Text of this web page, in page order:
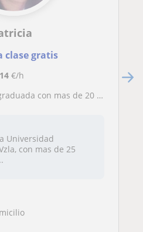
clase gratis
14€/h
ofrece clases particulares para ninos, adolescentes y adultos
Universidad
con mas de 25